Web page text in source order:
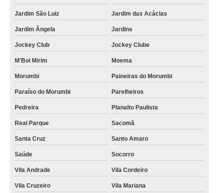
Jardim São Luiz Jardim das Acácias
Jardim Ângela Jardins
Jockey Club Jockey Clube
M'Boi Mirim Moema
Morumbi Paineiras do Morumbi
Paraíso do Morumbi Parelheiros
Pedreira Planalto Paulista
Real Parque Sacomã
Santa Cruz Santo Amaro
Saúde Socorro
Vila Andrade Vila Cordeiro
Vila Cruzeiro Vila Mariana